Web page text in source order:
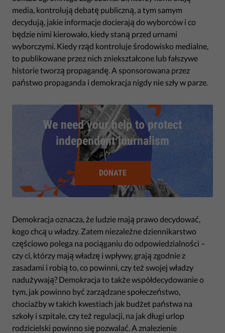
media, kontrolują debatę publiczną, a tym samym
decydują, jakie informacje docierają do wyborców i co
będzie nimi kierowało, kiedy staną przed urnami
wyborczymi. Kiedy rząd kontroluje środowisko medialne,
to publikowane przez nich zniekształcone lub fałszywe
historie tworzą propagandę. A sponsorowana przez
państwo propaganda i demokracja nigdy nie szły w parze.
We need your help to protect
independent journalism
DONATE
Demokracja oznacza, że ludzie mają prawo decydować,
kogo chcą u władzy. Zatem niezależne dziennikarstwo
częściowo polega na pociąganiu do odpowiedzialności –
czy ci, którzy mają władzę i wpływy, grają zgodnie z
zasadami i robią to, co powinni, czy też swojej władzy
nadużywają? Demokracja to także współdecydowanie o
tym, jak powinno być zarządzane społeczeństwo,
chociażby w takich kwestiach jak budżet państwa na
szkoły i szpitale, czy też regulacji, na jak długi urlop
rodzicielski powinno się pozwalać. A znalezienie